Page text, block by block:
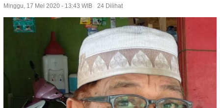
Minggu, 17 Mei 2020 - 13:43 WIB 24 Dilihat